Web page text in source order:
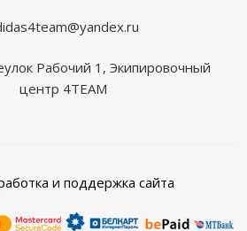
Рабочий 1, Экипировочный
центр 4TEAM
и поддержка сайта